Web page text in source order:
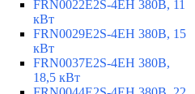
FRN0022E2S-4EH 380В, 11
кВт
FRN0029E2S-4EH 380В, 15
кВт
FRN0037E2S-4EH 380В,
18,5 кВт